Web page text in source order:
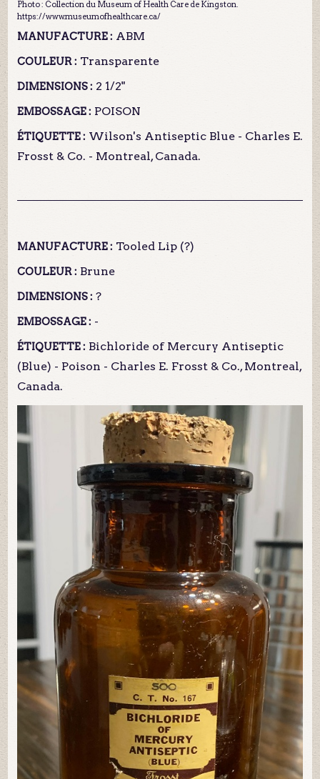
Photo : Collection du Museum of Health Care de Kingston.
https://www.museumofhealthcare.ca/
MANUFACTURE : ABM
COULEUR : Transparente
DIMENSIONS : 2 1/2"
EMBOSSAGE : POISON
ÉTIQUETTE : Wilson's Antiseptic Blue - Charles E.
Frosst & Co. - Montreal, Canada.
MANUFACTURE : Tooled Lip (?)
COULEUR : Brune
DIMENSIONS : ?
EMBOSSAGE : -
ÉTIQUETTE : Bichloride of Mercury Antiseptic
(Blue) - Poison - Charles E. Frosst & Co., Montreal,
Canada.